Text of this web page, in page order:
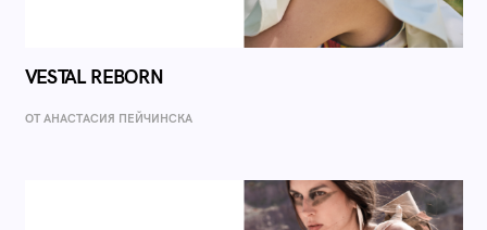
VESTAL REBORN
ОТ AНАСТАСИЯ ПЕЙЧИНСКА